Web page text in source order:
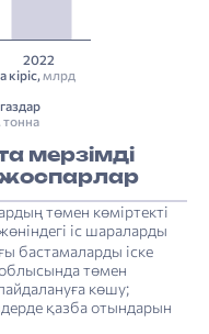
2022
млрд
тонна
мерзімді
жоспарлар
төмен көміртекті
іс шараларды
бастамаларды іске
төмен
көшу;
қазба отындарын